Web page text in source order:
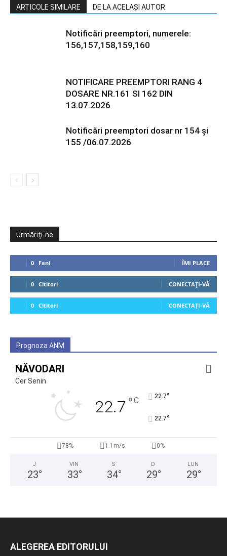
ARTICOLE SIMILARE DE LA ACELAȘI AUTOR
Notificări preemptori, numerele:
156,157,158,159,160
NOTIFICARE PREEMPTORI RANG 4
DOSARE NR.161 SI 162 DIN
13.07.2026
Notificări preemptori dosar nr 154 și
155 /06.07.2026
Urmăriți-ne
0 Fani ÎMI PLACE
0 Cititori CONECTAȚI-VĂ
0 Cititori CONECTAȚI-VĂ
Prognoza ANM
NĂVODARI
Cer Senin
22.7 °C 22.7°
22.7°
78% 1.1m/s 0%
J
23°
VIN
33°
S
34°
D
29°
LUN
29°
ALEGEREA EDITORULUI